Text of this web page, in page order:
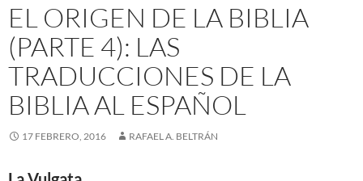
EL ORIGEN DE LA BIBLIA
(PARTE 4): LAS
TRADUCCIONES DE LA
BIBLIA AL ESPAÑOL
17 FEBRERO, 2016 RAFAEL A. BELTRÁN